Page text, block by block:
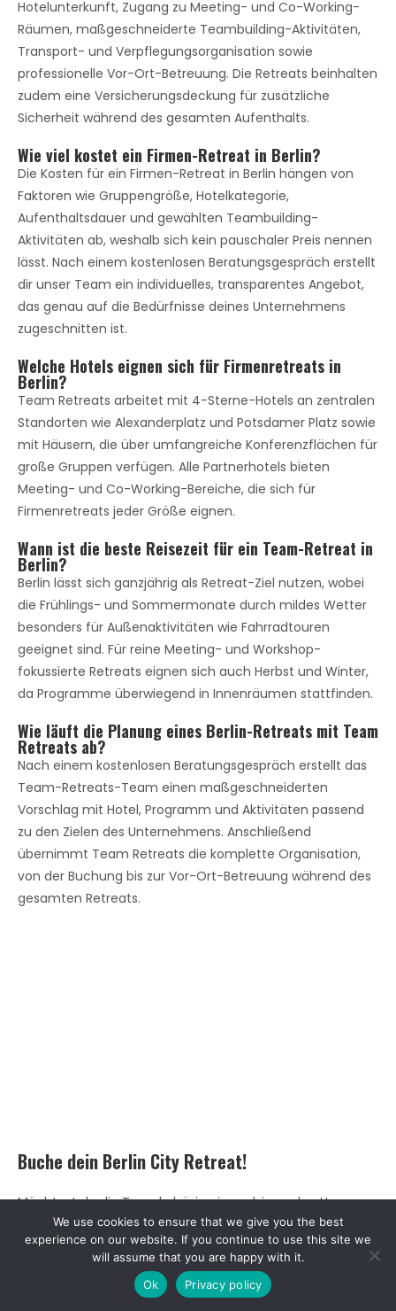
Hotelunterkunft, Zugang zu Meeting- und Co-Working-
Räumen, maßgeschneiderte Teambuilding-Aktivitäten,
Transport- und Verpflegungsorganisation sowie
professionelle Vor-Ort-Betreuung. Die Retreats beinhalten
zudem eine Versicherungsdeckung für zusätzliche
Sicherheit während des gesamten Aufenthalts.
Wie viel kostet ein Firmen-Retreat in Berlin?
Die Kosten für ein Firmen-Retreat in Berlin hängen von
Faktoren wie Gruppengröße, Hotelkategorie,
Aufenthaltsdauer und gewählten Teambuilding-
Aktivitäten ab, weshalb sich kein pauschaler Preis nennen
lässt. Nach einem kostenlosen Beratungsgespräch erstellt
dir unser Team ein individuelles, transparentes Angebot,
das genau auf die Bedürfnisse deines Unternehmens
zugeschnitten ist.
Welche Hotels eignen sich für Firmenretreats in
Berlin?
Team Retreats arbeitet mit 4-Sterne-Hotels an zentralen
Standorten wie Alexanderplatz und Potsdamer Platz sowie
mit Häusern, die über umfangreiche Konferenzflächen für
große Gruppen verfügen. Alle Partnerhotels bieten
Meeting- und Co-Working-Bereiche, die sich für
Firmenretreats jeder Größe eignen.
Wann ist die beste Reisezeit für ein Team-Retreat in
Berlin?
Berlin lässt sich ganzjährig als Retreat-Ziel nutzen, wobei
die Frühlings- und Sommermonate durch mildes Wetter
besonders für Außenaktivitäten wie Fahrradtouren
geeignet sind. Für reine Meeting- und Workshop-
fokussierte Retreats eignen sich auch Herbst und Winter,
da Programme überwiegend in Innenräumen stattfinden.
Wie läuft die Planung eines Berlin-Retreats mit Team
Retreats ab?
Nach einem kostenlosen Beratungsgespräch erstellt das
Team-Retreats-Team einen maßgeschneiderten
Vorschlag mit Hotel, Programm und Aktivitäten passend
zu den Zielen des Unternehmens. Anschließend
übernimmt Team Retreats die komplette Organisation,
von der Buchung bis zur Vor-Ort-Betreuung während des
gesamten Retreats.
Buche dein Berlin City Retreat!
Möchtest du die Teamkohäsion im pulsierenden Herzen
Deutschlands stärken? Kontaktiere uns heute, um dein
Berlin City Retreat zu planen. Gemeinsam werden wir
unvergessliche Momente schaffen, die motivieren,
vereinen und dein Team energetisieren.
We use cookies to ensure that we give you the best
experience on our website. If you continue to use this site we
will assume that you are happy with it.
Ok
Privacy policy